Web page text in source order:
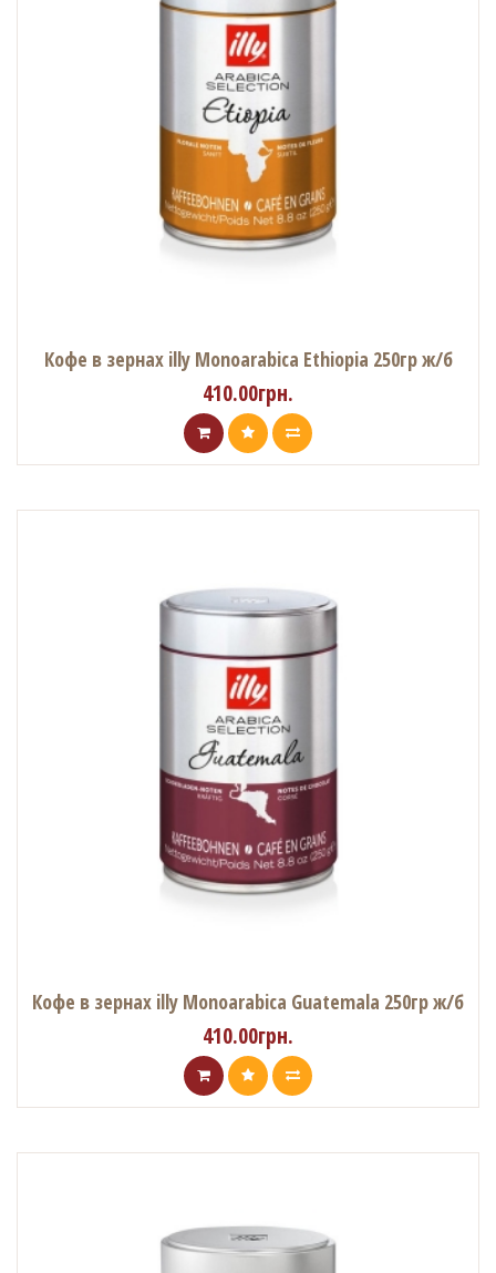
Кофе в зернах illy Monoarabica Ethiopia 250гр ж/б
410.00грн.
Кофе в зернах illy Monoarabica Guatemala 250гр ж/б
410.00грн.